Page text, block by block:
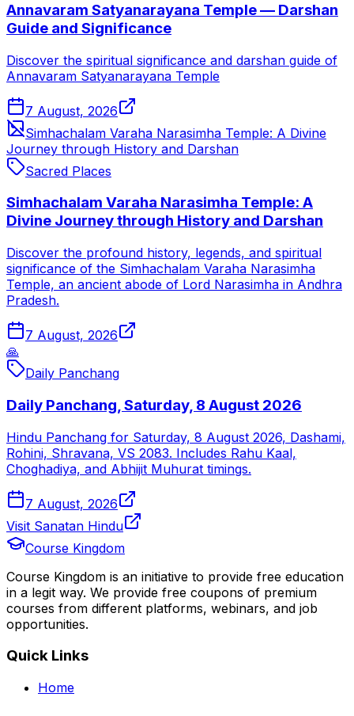
Annavaram Satyanarayana Temple — Darshan
Guide and Significance
Discover the spiritual significance and darshan guide of
Annavaram Satyanarayana Temple
7 August, 2026
Simhachalam Varaha Narasimha Temple: A Divine
Journey through History and Darshan
Sacred Places
Simhachalam Varaha Narasimha Temple: A
Divine Journey through History and Darshan
Discover the profound history, legends, and spiritual
significance of the Simhachalam Varaha Narasimha
Temple, an ancient abode of Lord Narasimha in Andhra
Pradesh.
7 August, 2026
🙏
Daily Panchang
Daily Panchang, Saturday, 8 August 2026
Hindu Panchang for Saturday, 8 August 2026, Dashami,
Rohini, Shravana, VS 2083. Includes Rahu Kaal,
Choghadiya, and Abhijit Muhurat timings.
7 August, 2026
Visit Sanatan Hindu
Course Kingdom
Course Kingdom is an initiative to provide free education
in a legit way. We provide free coupons of premium
courses from different platforms, webinars, and job
opportunities.
Quick Links
Home